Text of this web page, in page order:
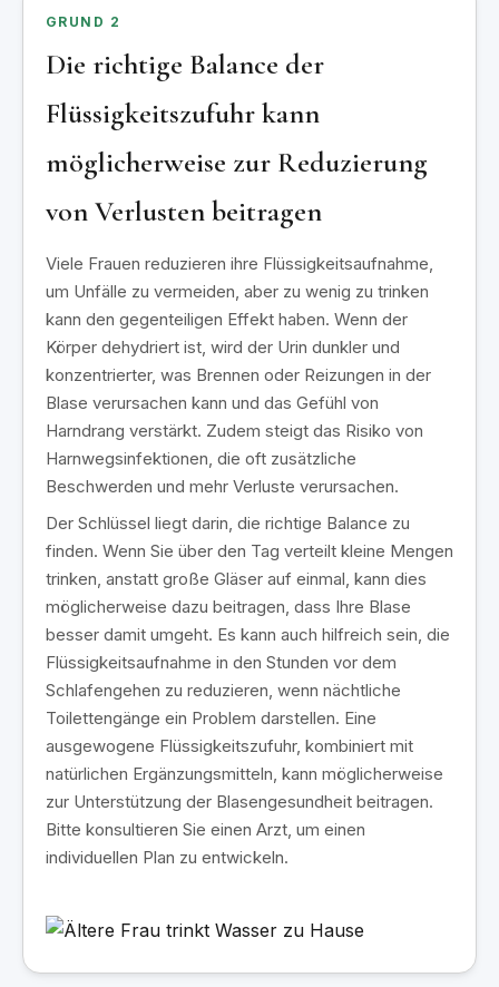
GRUND 2
Die richtige Balance der
Flüssigkeitszufuhr kann
möglicherweise zur Reduzierung
von Verlusten beitragen
Viele Frauen reduzieren ihre Flüssigkeitsaufnahme,
um Unfälle zu vermeiden, aber zu wenig zu trinken
kann den gegenteiligen Effekt haben. Wenn der
Körper dehydriert ist, wird der Urin dunkler und
konzentrierter, was Brennen oder Reizungen in der
Blase verursachen kann und das Gefühl von
Harndrang verstärkt. Zudem steigt das Risiko von
Harnwegsinfektionen, die oft zusätzliche
Beschwerden und mehr Verluste verursachen.
Der Schlüssel liegt darin, die richtige Balance zu
finden. Wenn Sie über den Tag verteilt kleine Mengen
trinken, anstatt große Gläser auf einmal, kann dies
möglicherweise dazu beitragen, dass Ihre Blase
besser damit umgeht. Es kann auch hilfreich sein, die
Flüssigkeitsaufnahme in den Stunden vor dem
Schlafengehen zu reduzieren, wenn nächtliche
Toilettengänge ein Problem darstellen. Eine
ausgewogene Flüssigkeitszufuhr, kombiniert mit
natürlichen Ergänzungsmitteln, kann möglicherweise
zur Unterstützung der Blasengesundheit beitragen.
Bitte konsultieren Sie einen Arzt, um einen
individuellen Plan zu entwickeln.